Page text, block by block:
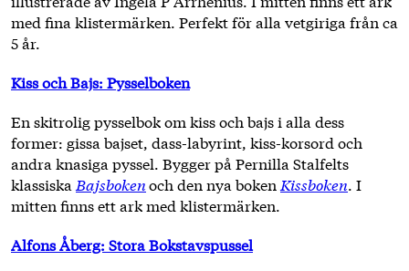
med fina klistermärken. Perfekt för alla vetgiriga från ca
5 år.
Kiss och Bajs: Pysselboken
En skitrolig pysselbok om kiss och bajs i alla dess
former: gissa bajset, dass-labyrint, kiss-korsord och
andra knasiga pyssel. Bygger på Pernilla Stalfelts
klassiska Bajsbokenoch den nya boken Kissboken. I
mitten finns ett ark med klistermärken.
Alfons Åberg: Stora Bokstavspussel